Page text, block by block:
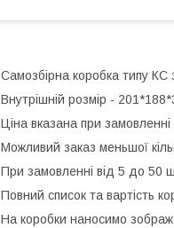
Самозбірна коробка типу
Внутрішній розмір -
Ціна вказана при
Можливий заказ меньшої
При замовленні від 5 до 50
Повний список та вартість
На коробки наносимо